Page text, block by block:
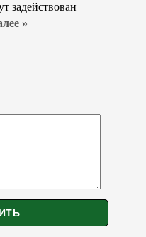
задействован
»